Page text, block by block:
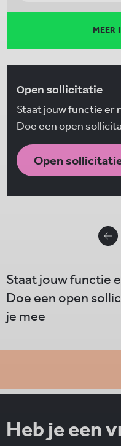
MEER
Open sollicitatie
Staat jouw functie er
Doe een open
Open
Staat jouw functie
Doe een open
je mee
Heb je een